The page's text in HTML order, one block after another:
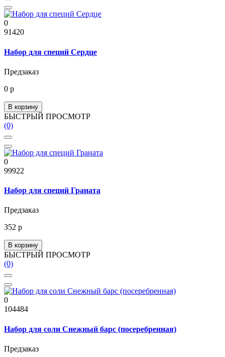
0
91420
Набор для специй Сердце
Предзаказ
0 р
В корзину
БЫСТРЫЙ ПРОСМОТР
(0)
0
99922
Набор для специй Граната
Предзаказ
352 р
В корзину
БЫСТРЫЙ ПРОСМОТР
(0)
0
104484
Набор для соли Снежный барс (посеребренная)
Предзаказ